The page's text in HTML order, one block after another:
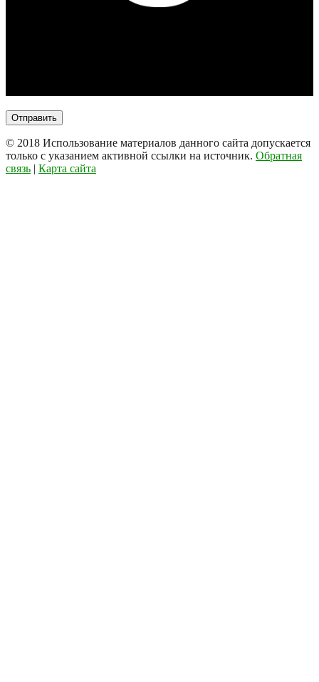
© 2018 Использование материалов данного сайта допускается
только с указанием активной ссылки на источник. Обратная
связь | Карта сайта